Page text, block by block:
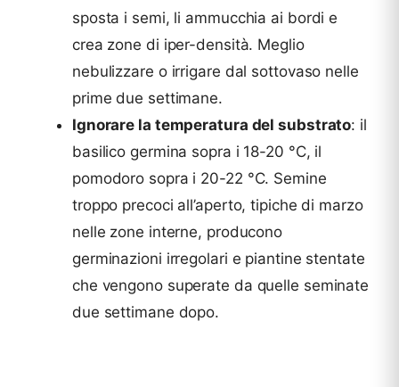
sposta i semi, li ammucchia ai bordi e
crea zone di iper-densità. Meglio
nebulizzare o irrigare dal sottovaso nelle
prime due settimane.
Ignorare la temperatura del substrato: il
basilico germina sopra i 18-20 °C, il
pomodoro sopra i 20-22 °C. Semine
troppo precoci all’aperto, tipiche di marzo
nelle zone interne, producono
germinazioni irregolari e piantine stentate
che vengono superate da quelle seminate
due settimane dopo.